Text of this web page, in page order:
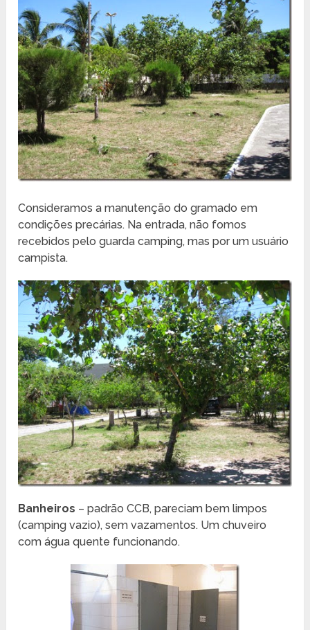
Consideramos a manutenção do gramado em
condições precárias. Na entrada, não fomos
recebidos pelo guarda camping, mas por um usuário
campista.
Banheiros – padrão CCB, pareciam bem limpos
(camping vazio), sem vazamentos. Um chuveiro
com água quente funcionando.